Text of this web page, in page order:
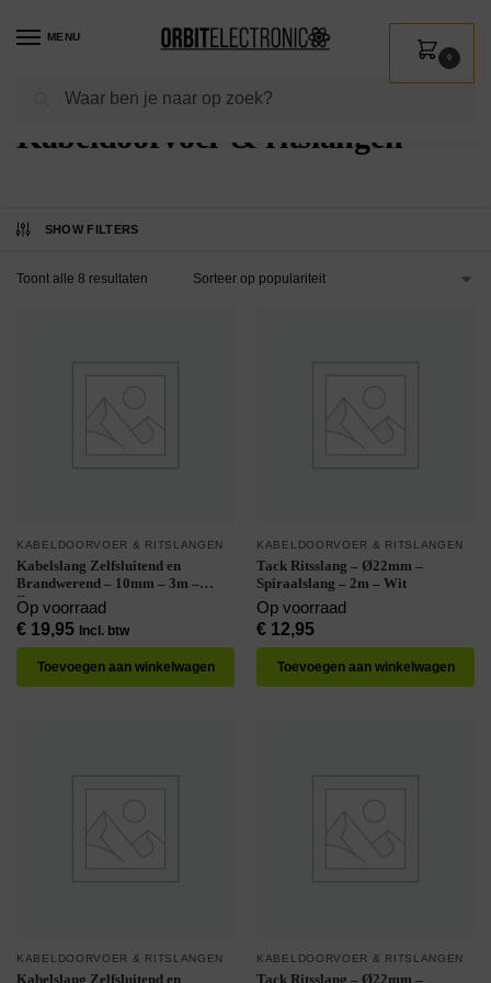
MENU
Zoeken
0
Shop / Installatie Bevestigingsmateriaal
Kabeldoorvoer & ritslangen
SHOW FILTERS
Toont alle 8 resultaten
KABELDOORVOER & RITSLANGEN
Kabelslang Zelfsluitend en
Brandwerend – 10mm – 3m –
Zwart
Op voorraad
€ 19,95 Incl. btw
Toevoegen aan winkelwagen
KABELDOORVOER & RITSLANGEN
Tack Ritsslang – Ø22mm –
Spiraalslang – 2m – Wit
Op voorraad
€ 12,95
Toevoegen aan winkelwagen
KABELDOORVOER & RITSLANGEN
Kabelslang Zelfsluitend en
KABELDOORVOER & RITSLANGEN
Tack Ritsslang – Ø22mm –